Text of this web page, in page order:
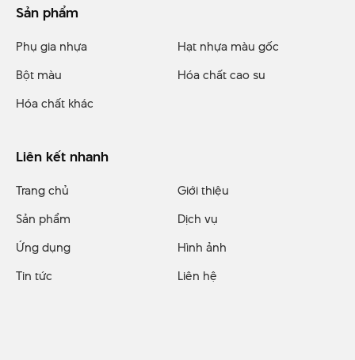
Sản phẩm
Phụ gia nhựa
Hạt nhựa màu gốc
Bột màu
Hóa chất cao su
Hóa chất khác
Liên kết nhanh
Trang chủ
Giới thiệu
Sản phẩm
Dịch vụ
Ứng dụng
Hình ảnh
Tin tức
Liên hệ